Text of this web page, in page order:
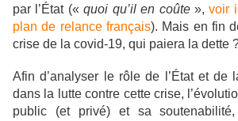
par l’État («quoi qu’il en coûte»,voir
plan de relance français). Mais en fin
crise de la covid-19, qui paiera la dette
Afin d’analyser le rôle de l’État et de
dans la lutte contre cette crise,
public (et privé) et sa